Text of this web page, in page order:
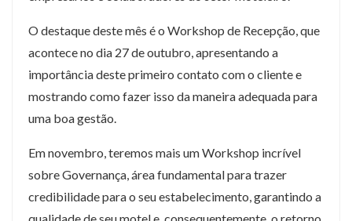
O destaque deste mês é o Workshop de Recepção, que
acontece no dia 27 de outubro, apresentando a
importância deste primeiro contato com o cliente e
mostrando como fazer isso da maneira adequada para
uma boa gestão.
Em novembro, teremos mais um Workshop incrível
sobre Governança, área fundamental para trazer
credibilidade para o seu estabelecimento, garantindo a